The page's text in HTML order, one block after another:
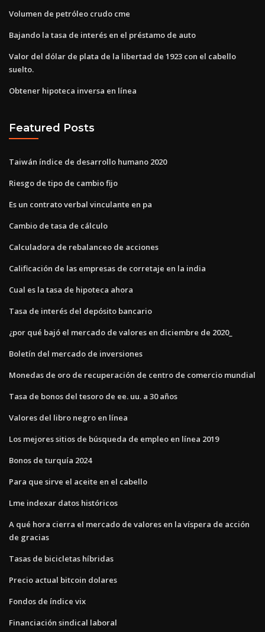
Volumen de petróleo crudo cme
Bajando la tasa de interés en el préstamo de auto
Valor del dólar de plata de la libertad de 1923 con el cabello
suelto.
Obtener hipoteca inversa en línea
Featured Posts
Taiwán índice de desarrollo humano 2020
Riesgo de tipo de cambio fijo
Es un contrato verbal vinculante en pa
Cambio de tasa de cálculo
Calculadora de rebalanceo de acciones
Calificación de las empresas de corretaje en la india
Cual es la tasa de hipoteca ahora
Tasa de interés del depósito bancario
¿por qué bajó el mercado de valores en diciembre de 2020_
Boletín del mercado de inversiones
Monedas de oro de recuperación de centro de comercio mundial
Tasa de bonos del tesoro de ee. uu. a 30 años
Valores del libro negro en línea
Los mejores sitios de búsqueda de empleo en línea 2019
Bonos de turquía 2024
Para que sirve el aceite en el cabello
Lme indexar datos históricos
A qué hora cierra el mercado de valores en la víspera de acción
de gracias
Tasas de bicicletas híbridas
Precio actual bitcoin dolares
Fondos de índice vix
Financiación sindical laboral